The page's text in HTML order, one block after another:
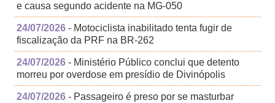
e causa segundo acidente na MG-050
24/07/2026 - Motociclista inabilitado tenta fugir de
fiscalização da PRF na BR-262
24/07/2026 - Ministério Público conclui que detento
morreu por overdose em presídio de Divinópolis
24/07/2026 - Passageiro é preso por se masturbar